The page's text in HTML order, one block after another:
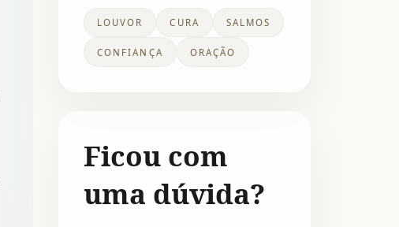
LOUVOR CURA SALMOS
CONFIANÇA ORAÇÃO
Ficou com
uma dúvida?